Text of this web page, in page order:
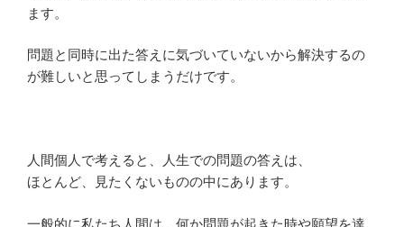
ます。
問題と同時に出た答えに気づいていないから解決するの
が難しいと思ってしまうだけです。
人間個人で考えると、人生での問題の答えは、
ほとんど、見たくないものの中にあります。
一般的に私たち人間は、何か問題が起きた時や願望を達